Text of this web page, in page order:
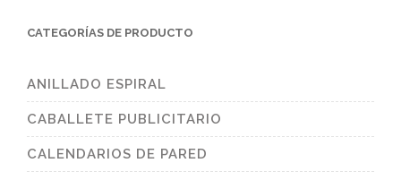
CATEGORÍAS DE PRODUCTO
ANILLADO ESPIRAL
CABALLETE PUBLICITARIO
CALENDARIOS DE PARED